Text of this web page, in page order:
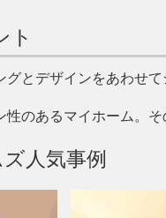
ト
とデザインをあわせて
のあるマイホーム。
人気事例